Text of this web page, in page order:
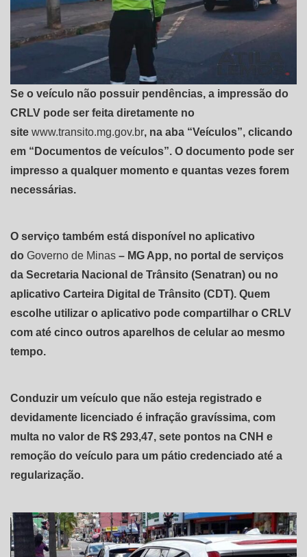
Se o veículo não possuir pendências, a impressão do
CRLV pode ser feita diretamente no
site www.transito.mg.gov.br, na aba “Veículos”, clicando
em “Documentos de veículos”. O documento pode ser
impresso a qualquer momento e quantas vezes forem
necessárias.
O serviço também está disponível no aplicativo
do Governo de Minas – MG App, no portal de serviços
da Secretaria Nacional de Trânsito (Senatran) ou no
aplicativo Carteira Digital de Trânsito (CDT). Quem
escolhe utilizar o aplicativo pode compartilhar o CRLV
com até cinco outros aparelhos de celular ao mesmo
tempo.
Conduzir um veículo que não esteja registrado e
devidamente licenciado é infração gravíssima, com
multa no valor de R$ 293,47, sete pontos na CNH e
remoção do veículo para um pátio credenciado até a
regularização.